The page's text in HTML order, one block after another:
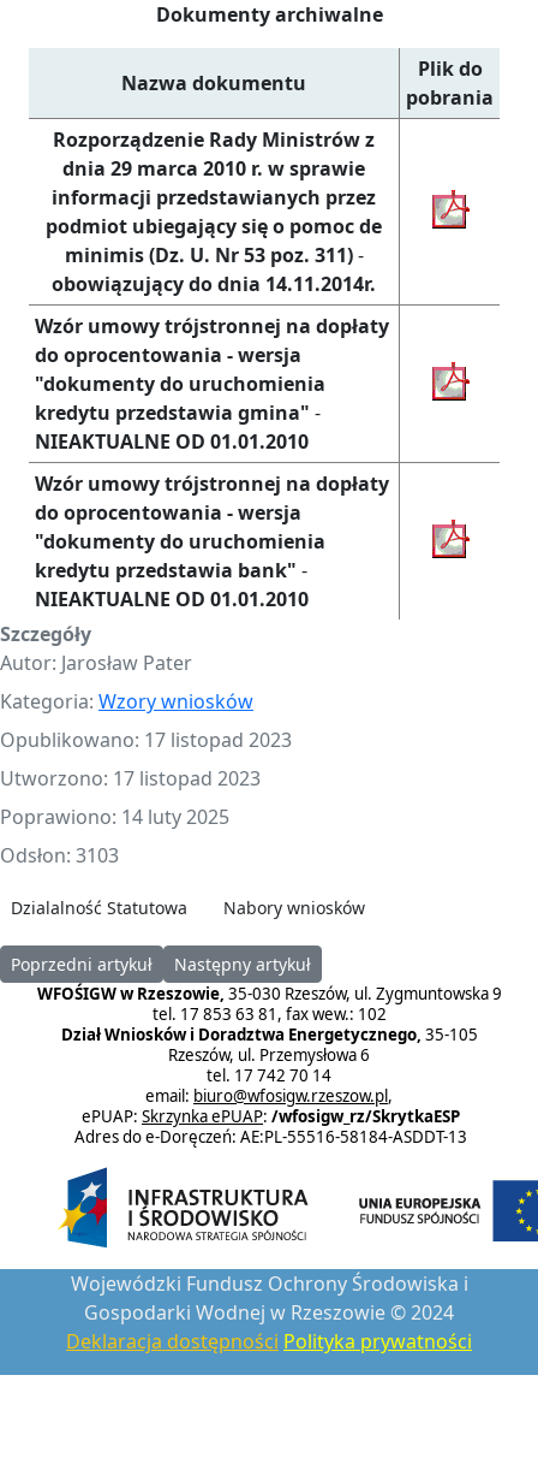
Dokumenty archiwalne
Nazwa dokumentu
Plik do
pobrania
Rozporządzenie Rady Ministrów z
dnia 29 marca 2010 r. w sprawie
informacji przedstawianych przez
podmiot ubiegający się o pomoc de
minimis (Dz. U. Nr 53 poz. 311)-
obowiązujący do dnia 14.11.2014r.
Wzór umowy trójstronnej na dopłaty
do oprocentowania - wersja
"dokumenty do uruchomienia
kredytu przedstawia gmina" -
NIEAKTUALNE OD 01.01.2010
Wzór umowy trójstronnej na dopłaty
do oprocentowania - wersja
"dokumenty do uruchomienia
kredytu przedstawia bank" -
NIEAKTUALNE OD 01.01.2010
Szczegóły
Autor: Jarosław Pater
Kategoria: Wzory wniosków
Opublikowano: 17 listopad 2023
Utworzono: 17 listopad 2023
Poprawiono: 14 luty 2025
Odsłon: 3103
Dzialalność Statutowa Nabory wniosków
Poprzedni artykuł: Wzory wniosków obowiązujące od 09.01.2023 r.
Poprzedni artykuł Następny artykuł: Dokumenty do
Następny artykuł
WFOŚIGW w Rzeszowie, 35-030 Rzeszów, ul. Zygmuntowska 9
tel. 17 853 63 81, fax wew.: 102
Dział Wniosków i Doradztwa Energetycznego, 35-105
Rzeszów, ul. Przemysłowa 6
tel. 17 742 70 14
email: biuro@wfosigw.rzeszow.pl,
ePUAP: Skrzynka ePUAP: /wfosigw_rz/SkrytkaESP
Adres do e-Doręczeń: AE:PL-55516-58184-ASDDT-13
Wojewódzki Fundusz Ochrony Środowiska i
Gospodarki Wodnej w Rzeszowie © 2024
Deklaracja dostępności Polityka prywatności